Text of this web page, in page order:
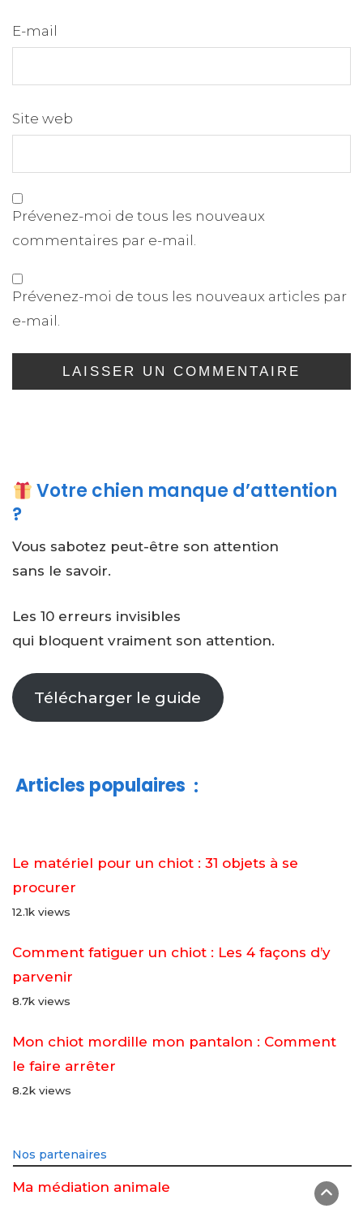
E-mail
Site web
Prévenez-moi de tous les nouveaux
commentaires par e-mail.
Prévenez-moi de tous les nouveaux articles par
e-mail.
Votre chien manque d’attention
?
Vous sabotez peut-être son attention
sans le savoir.
Les 10 erreurs invisibles
qui bloquent vraiment son attention.
Télécharger le guide
Articles populaires :
Le matériel pour un chiot : 31 objets à se
procurer
12.1k views
Comment fatiguer un chiot : Les 4 façons d’y
parvenir
8.7k views
Mon chiot mordille mon pantalon : Comment
le faire arrêter
8.2k views
Nos partenaires
Ma médiation animale